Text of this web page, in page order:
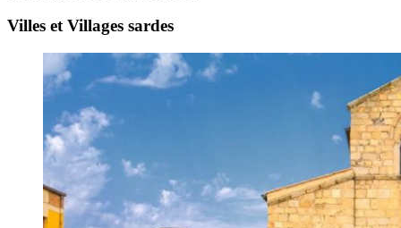
Villes et Villages sardes